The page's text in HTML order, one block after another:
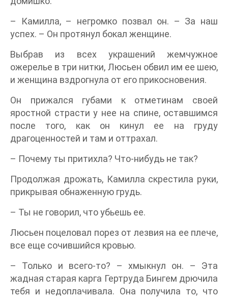
– Камилла, – негромко позвал он. – За наш
успех. – Он протянул бокал женщине.
Выбрав из всех украшений жемчужное
ожерелье в три нитки, Люсьен обвил им ее шею,
и женщина вздрогнула от его прикосновения.
Он прижался губами к отметинам своей
яростной страсти у нее на спине, оставшимся
после того, как он кинул ее на груду
драгоценностей и там и оттрахал.
– Почему ты притихла? Что-нибудь не так?
Продолжая дрожать, Камилла скрестила руки,
прикрывая обнаженную грудь.
– Ты не говорил, что убьешь ее.
Люсьен поцеловал порез от лезвия на ее плече,
все еще сочившийся кровью.
– Только и всего-то? – хмыкнул он. – Эта
жадная старая карга Гертруда Бингем дрючила
тебя и недоплачивала. Она получила то, что